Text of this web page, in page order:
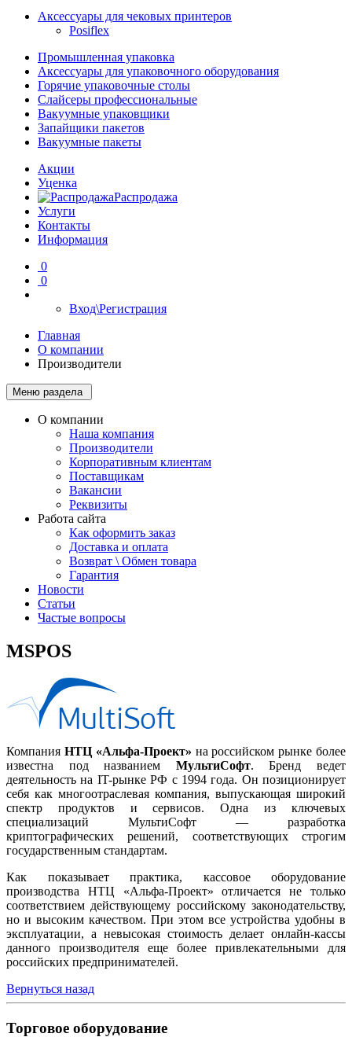
Аксессуары для чековых принтеров
Posiflex
Промышленная упаковка
Аксессуары для упаковочного оборудования
Горячие упаковочные столы
Слайсеры профессиональные
Вакуумные упаковщики
Запайщики пакетов
Вакуумные пакеты
Акции
Уценка
Распродажа
Услуги
Контакты
Информация
0
0
Вход\Регистрация
Главная
О компании
Производители
Меню раздела
О компании
Наша компания
Производители
Корпоративным клиентам
Поставщикам
Вакансии
Реквизиты
Работа сайта
Как оформить заказ
Доставка и оплата
Возврат \ Обмен товара
Гарантия
Новости
Статьи
Частые вопросы
MSPOS
Компания НТЦ «Альфа-Проект» на российском рынке более
известна под названием МультиСофт. Бренд ведет
деятельность на IT-рынке РФ с 1994 года. Он позиционирует
себя как многоотраслевая компания, выпускающая широкий
спектр продуктов и сервисов. Одна из ключевых
специализаций МультиСофт — разработка
криптографических решений, соответствующих строгим
государственным стандартам.
Как показывает практика, кассовое оборудование
производства НТЦ «Альфа-Проект» отличается не только
соответствием действующему российскому законодательству,
но и высоким качеством. При этом все устройства удобны в
эксплуатации, а невысокая стоимость делает онлайн-кассы
данного производителя еще более привлекательными для
российских предпринимателей.
Вернуться назад
Торговое оборудование